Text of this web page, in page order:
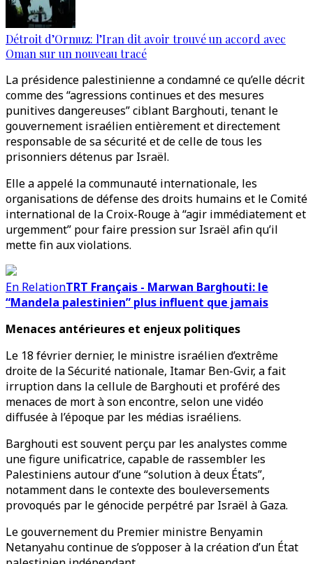
Détroit d’Ormuz: l’Iran dit avoir trouvé un accord avec
Oman sur un nouveau tracé
La présidence palestinienne a condamné ce qu’elle décrit
comme des “agressions continues et des mesures
punitives dangereuses” ciblant Barghouti, tenant le
gouvernement israélien entièrement et directement
responsable de sa sécurité et de celle de tous les
prisonniers détenus par Israël.
Elle a appelé la communauté internationale, les
organisations de défense des droits humains et le Comité
international de la Croix-Rouge à “agir immédiatement et
urgemment” pour faire pression sur Israël afin qu’il
mette fin aux violations.
En RelationTRT Français - Marwan Barghouti: le
“Mandela palestinien” plus influent que jamais
Menaces antérieures et enjeux politiques
Le 18 février dernier, le ministre israélien d’extrême
droite de la Sécurité nationale, Itamar Ben-Gvir, a fait
irruption dans la cellule de Barghouti et proféré des
menaces de mort à son encontre, selon une vidéo
diffusée à l’époque par les médias israéliens.
Barghouti est souvent perçu par les analystes comme
une figure unificatrice, capable de rassembler les
Palestiniens autour d’une “solution à deux États”,
notamment dans le contexte des bouleversements
provoqués par le génocide perpétré par Israël à Gaza.
Le gouvernement du Premier ministre Benyamin
Netanyahu continue de s’opposer à la création d’un État